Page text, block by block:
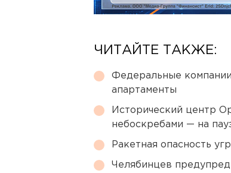
ЧИТАЙТЕ ТАКЖЕ:
Федеральные
апартаменты
Исторический центр
небоскребами — на
Ракетная опасность
Челябинцев